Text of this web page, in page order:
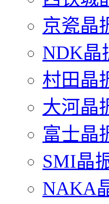
京瓷晶
NDK晶
村田晶
大河晶
富士晶
SMI晶
NAKA